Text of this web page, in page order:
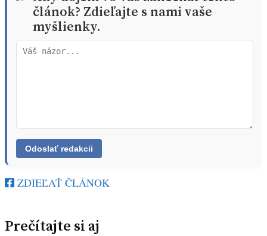
článok? Zdieľajte s nami vaše
myšlienky.
ZDIEĽAŤ ČLÁNOK
Prečítajte si aj